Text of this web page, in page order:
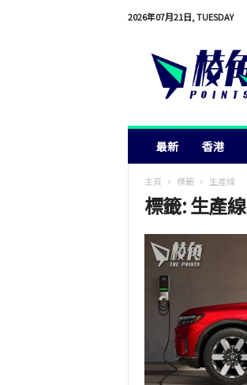
2026年07月21日, TUESDAY
最新 香港
主頁 標籤 生產線
標籤: 生產線